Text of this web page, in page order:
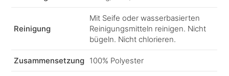
Reinigung
Mit Seife oder wasserbasierten
Reinigungsmitteln reinigen. Nicht
bügeln. Nicht chlorieren.
Zusammensetzung 100% Polyester